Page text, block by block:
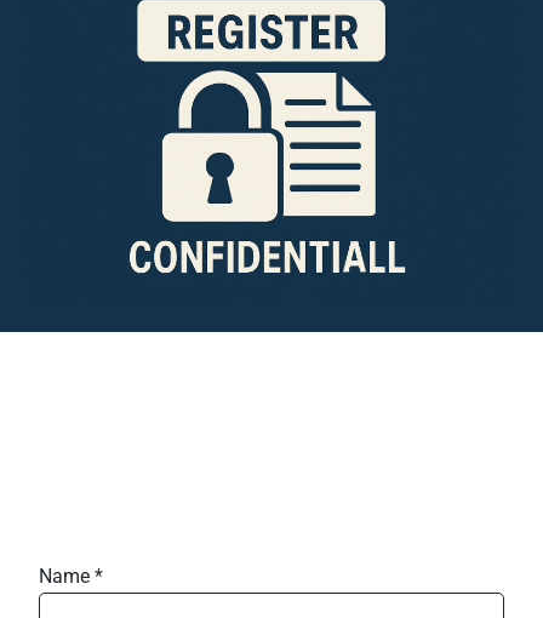
Name *